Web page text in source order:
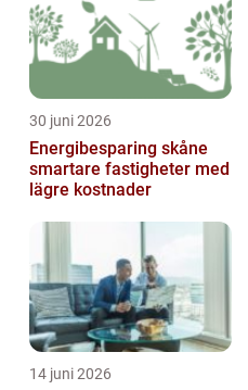
30 juni 2026
Energibesparing skåne
smartare fastigheter med
lägre kostnader
14 juni 2026